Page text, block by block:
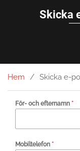
Hem Skicka e-
För- och efternamn *
Mobiltelefon *